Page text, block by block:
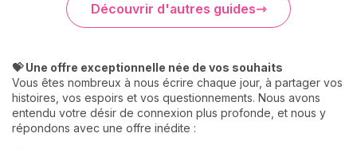
Découvrir d'autres guides
💝 Une offre exceptionnelle née de vos souhaits
Vous êtes nombreux à nous écrire chaque jour, à partager vos
histoires, vos espoirs et vos questionnements. Nous avons
entendu votre désir de connexion plus profonde, et nous y
répondons avec une offre inédite :